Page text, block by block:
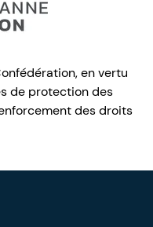
en vertu
de protection des
des droits